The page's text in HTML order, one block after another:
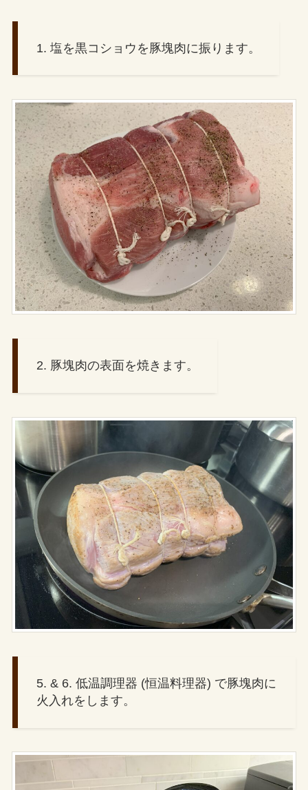
1. 塩を黒コショウを豚塊肉に振ります。
2. 豚塊肉の表面を焼きます。
5. & 6. 低温調理器 (恒温料理器) で豚塊肉に
火入れをします。